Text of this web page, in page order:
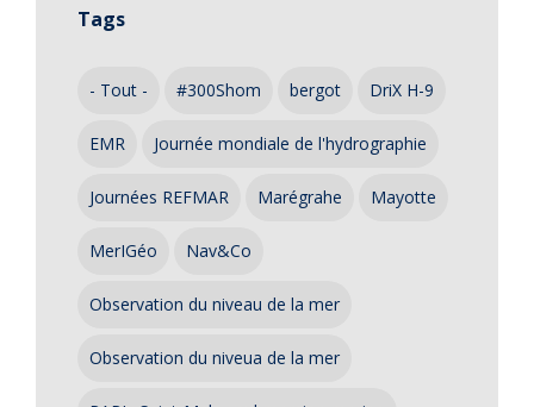
Tags
- Tout - #300Shom bergot DriX H-9
EMR Journée mondiale de l'hydrographie
Journées REFMAR Marégrahe Mayotte
MerIGéo Nav&Co
Observation du niveau de la mer
Observation du niveua de la mer